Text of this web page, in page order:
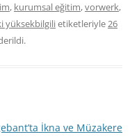
, kurumsal eğitim,vorwerk,
yüksekbilgilietiketleriyle26
İkna ve Müzakere